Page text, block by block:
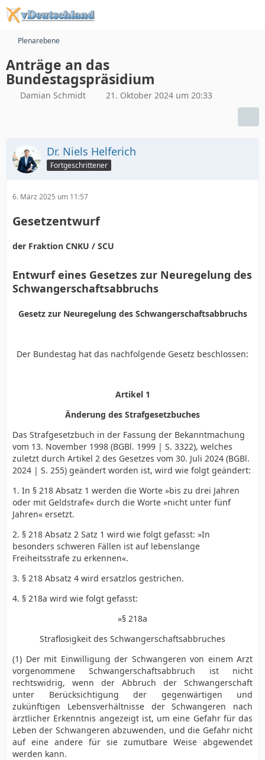
Plenarebene
Anträge an das
Bundestagspräsidium
Damian Schmidt 21. Oktober 2024 um 20:33
Dr. Niels Helferich
Fortgeschrittener
6. März 2025 um 11:57
Gesetzentwurf
der Fraktion CNKU / SCU
Entwurf eines Gesetzes zur Neuregelung des
Schwangerschaftsabbruchs
Gesetz zur Neuregelung des Schwangerschaftsabbruchs
Der Bundestag hat das nachfolgende Gesetz beschlossen:
Artikel 1
Änderung des Strafgesetzbuches
Das Strafgesetzbuch in der Fassung der Bekanntmachung
vom 13. November 1998 (BGBl. 1999 | S. 3322), welches
zuletzt durch Artikel 2 des Gesetzes vom 30. Juli 2024 (BGBl.
2024 | S. 255) geändert worden ist, wird wie folgt geändert:
1. In § 218 Absatz 1 werden die Worte »bis zu drei Jahren
oder mit Geldstrafe« durch die Worte »nicht unter fünf
Jahren« ersetzt.
2. § 218 Absatz 2 Satz 1 wird wie folgt gefasst: »In
besonders schweren Fällen ist auf lebenslange
Freiheitsstrafe zu erkennen«.
3. § 218 Absatz 4 wird ersatzlos gestrichen.
4. § 218a wird wie folgt gefasst:
»§ 218a
Straflosigkeit des Schwangerschaftsabbruches
(1) Der mit Einwilligung der Schwangeren von einem Arzt
vorgenommene Schwangerschaftsabbruch ist nicht
rechtswidrig, wenn der Abbruch der Schwangerschaft
unter Berücksichtigung der gegenwärtigen und
zukünftigen Lebensverhältnisse der Schwangeren nach
ärztlicher Erkenntnis angezeigt ist, um eine Gefahr für das
Leben der Schwangeren abzuwenden, und die Gefahr nicht
auf eine andere für sie zumutbare Weise abgewendet
werden kann.